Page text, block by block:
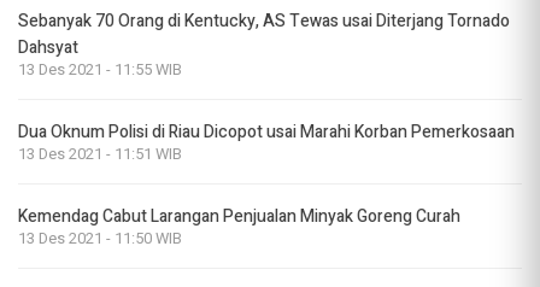
Sebanyak 70 Orang di Kentucky, AS Tewas usai Diterjang Tornado
Dahsyat
13 Des 2021 - 11:55 WIB
Dua Oknum Polisi di Riau Dicopot usai Marahi Korban Pemerkosaan
13 Des 2021 - 11:51 WIB
Kemendag Cabut Larangan Penjualan Minyak Goreng Curah
13 Des 2021 - 11:50 WIB